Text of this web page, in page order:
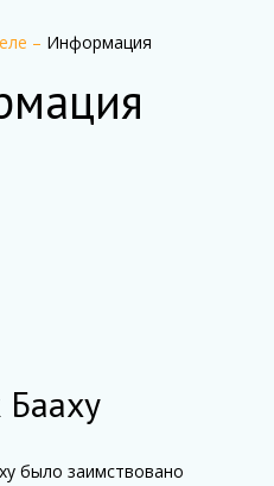
– Информация
Бааху
было заимствовано